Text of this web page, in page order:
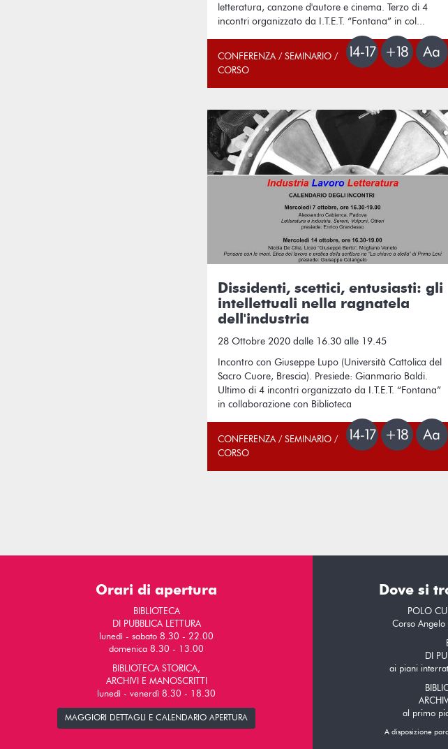
letteratura, canzone d'autore e cinema. Terzo di 4
incontri organizzato da I.T.E.T. “Fontana” in col...
CONFERENZA / SEMINARIO /
CORSO
Dissidenti, scettici, entusiasti: gli
intellettuali nella ragnatela
dell'industria
28 Ottobre 2020 dalle 16.30 alle 19.45
Incontro con Giuseppe Lupo (Università Cattolica del
Sacro Cuore, Brescia). Presiede: Gianmario Baldi.
Ultimo di 4 incontri organizzato da I.T.E.T. “Fontana”
in collaborazione con Biblioteca
CONFERENZA / SEMINARIO /
CORSO
Orari di apertura
BIBLIOTECA
DI PUBBLICA LETTURA
lunedì - sabato 8.30 - 22.00
domenica 8.30 - 13.00
BIBLIOTECA STORICA,
ARCHIVI E MANOSCRITTI
lunedì - venerdì 8.30 - 18.30
MAGGIORI DETTAGLI E CALENDARIO APERTURA
Dove si
POLO
Corso
DI
ai piani
al primo
A disposizione